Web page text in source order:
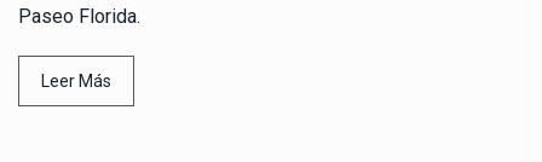
Paseo Florida.
Leer Más